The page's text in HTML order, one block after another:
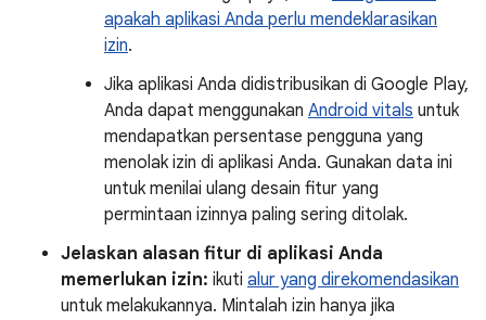
apakah aplikasi Anda perlu mendeklarasikan
izin.
Jika aplikasi Anda didistribusikan di Google Play,
Anda dapat menggunakan Android vitals untuk
mendapatkan persentase pengguna yang
menolak izin di aplikasi Anda. Gunakan data ini
untuk menilai ulang desain fitur yang
permintaan izinnya paling sering ditolak.
Jelaskan alasan fitur di aplikasi Anda
memerlukan izin: ikuti alur yang direkomendasikan
untuk melakukannya. Mintalah izin hanya jika